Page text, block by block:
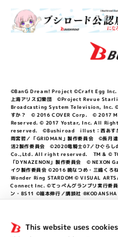
This website uses cookies
©BanG Dream! Project ©Craft Egg Inc.
上海アリス幻樂団 ©Project Revue
Broadcasting System Television, Inc.
すか？ © 2016 COVER Corp. © 2017
Reserved. © 2017 Yostar, Inc. All
reserved. ©Bushiroad illust：西あす
雨宮哲／「GRIDMAN」製作委員会 ©長月
活2製作委員会 ©2020竜騎士07／ひぐらし
Co.,Ltd. All right reserved. TM & ©
「DYNAZENON」製作委員会 © NEXON
イク製作委員会 ©2016 暁なつめ・三嶋くろ
Wonder Ring STARDOM © VISUAL
Connect Inc. ©てっぺんグランプリ実行委
ン・BS11 ©福本伸行／講談社
©中村力斗・野澤ゆき子／集英社・君のこと
員会 ©円谷プロ ©2023 TRIGGER・雨宮哲